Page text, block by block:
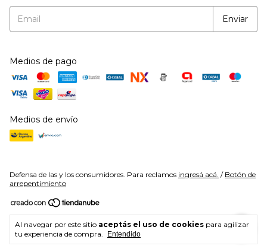
Al navegar por este sitio aceptás el uso de cookies para agilizar
tu experiencia de compra.
Entendido
Medios de pago
Medios de envío
Defensa de las y los consumidores. Para reclamos ingresá acá. / Botón de
arrepentimiento
Copyright Cala Fitness - 27383459295 - 2026. Todos los derechos
reservados.